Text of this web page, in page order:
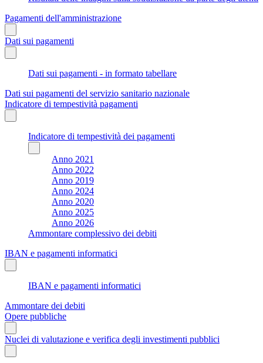
Pagamenti dell'amministrazione
Dati sui pagamenti
Dati sui pagamenti - in formato tabellare
Dati sui pagamenti del servizio sanitario nazionale
Indicatore di tempestività pagamenti
Indicatore di tempestività dei pagamenti
Anno 2021
Anno 2022
Anno 2019
Anno 2024
Anno 2020
Anno 2025
Anno 2026
Ammontare complessivo dei debiti
IBAN e pagamenti informatici
IBAN e pagamenti informatici
Ammontare dei debiti
Opere pubbliche
Nuclei di valutazione e verifica degli investimenti pubblici